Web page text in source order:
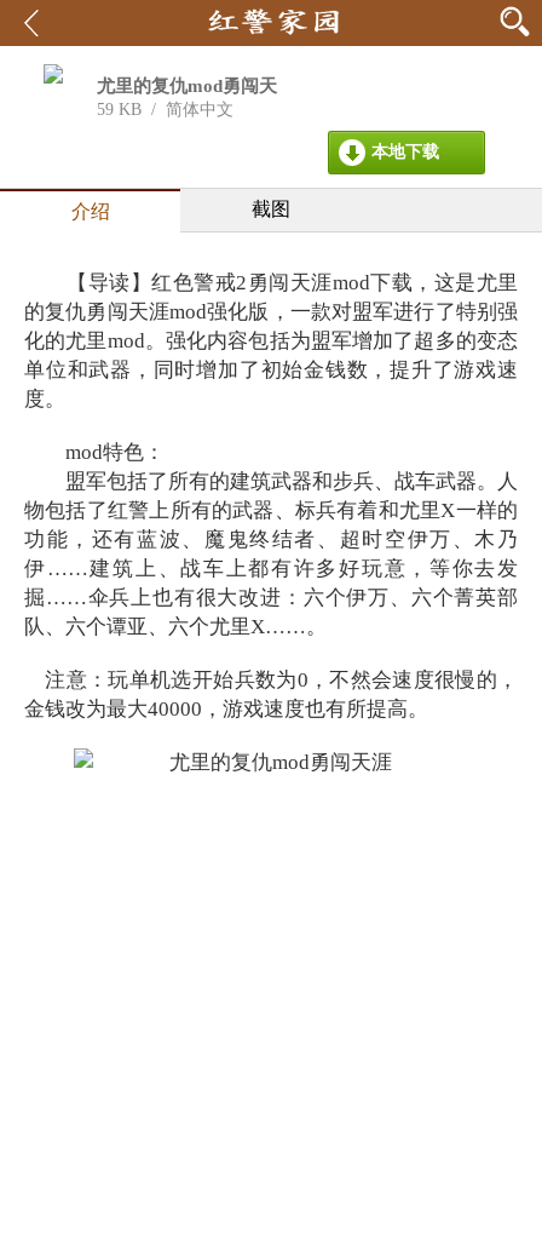
尤里的复仇mod勇闯天
涯
59 KB / 简体中文
本地下载
介绍 截图
【导读】红色警戒2勇闯天涯mod下载，这是尤里
的复仇勇闯天涯mod强化版，一款对盟军进行了特别强
化的尤里mod。强化内容包括为盟军增加了超多的变态
单位和武器，同时增加了初始金钱数，提升了游戏速
度。
mod特色：
盟军包括了所有的建筑武器和步兵、战车武器。人
物包括了红警上所有的武器、标兵有着和尤里X一样的
功能，还有蓝波、魔鬼终结者、超时空伊万、木乃
伊……建筑上、战车上都有许多好玩意，等你去发
掘……伞兵上也有很大改进：六个伊万、六个菁英部
队、六个谭亚、六个尤里X……。
注意：玩单机选开始兵数为0，不然会速度很慢的，
金钱改为最大40000，游戏速度也有所提高。